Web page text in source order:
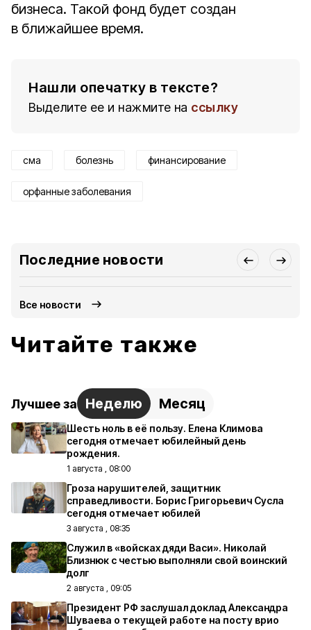
бизнеса. Такой фонд будет создан
в ближайшее время.
Нашли опечатку в тексте?
Выделите ее и нажмите на ссылку
сма болезнь финансирование
орфанные заболевания
Последние новости
Все новости
Читайте также
Лучшее за Неделю Месяц
Шесть ноль в её пользу. Елена Климова
сегодня отмечает юбилейный день
рождения.
1 августа , 08:00
Гроза нарушителей, защитник
справедливости. Борис Григорьевич Сусла
сегодня отмечает юбилей
3 августа , 08:35
Служил в «войсках дяди Васи». Николай
Близнюк с честью выполняли свой воинский
долг
2 августа , 09:05
Президент РФ заслушал доклад Александра
Шуваева о текущей работе на посту врио